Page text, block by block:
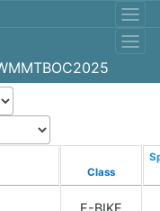
Class